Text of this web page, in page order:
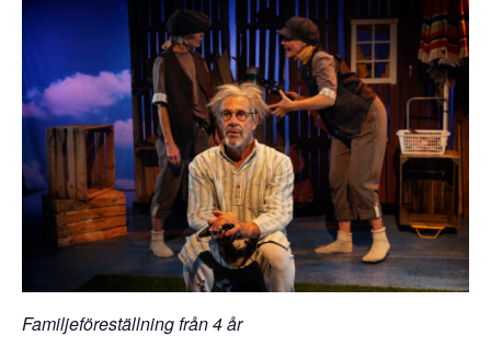
Familjeföreställning från 4 år